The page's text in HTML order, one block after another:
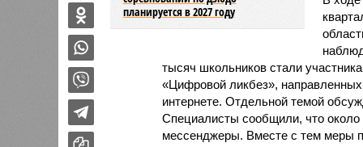
планируется в 2027 году
тысяч школьников стали
«Цифровой ликбез»,
интернете. Отдельной темой
Специалисты сообщили, что около
мессенджеры. Вместе с тем меры